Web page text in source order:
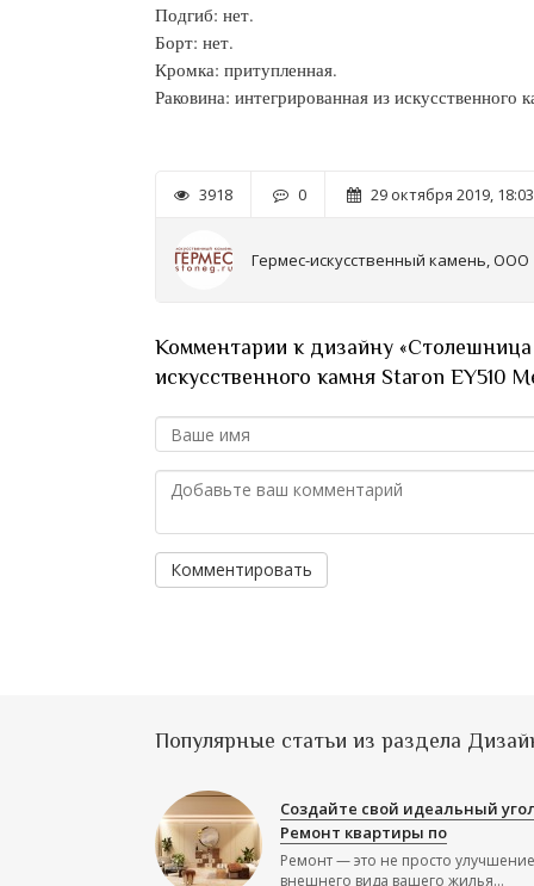
Подгиб: нет.
Борт: нет.
Кромка: притупленная.
Раковина: интегрированная из
3918 0 29 октября 2019, 18:03
Гермес-искусственный камень, ООО
Комментарии к дизайну
искусственного камня Staron EY510
Комментировать
Популярные статьи из раздела
Создайте свой идеальный
Ремонт квартиры по
Ремонт — это не просто улучшение
внешнего вида вашего жилья...